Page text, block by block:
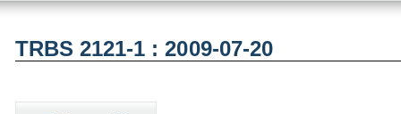
TRBS 2121-1 : 2009-07-20